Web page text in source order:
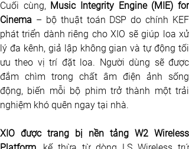
Cuối cùng, Music Integrity Engine (MIE) for
Cinema – bộ thuật toán DSP do chính KEF
phát triển dành riêng cho XIO sẽ giúp loa xử
lý đa kênh, giả lập không gian và tự động tối
ưu theo vị trí đặt loa. Người dùng sẽ được
đắm chìm trong chất âm điện ảnh sống
động, biến mỗi bộ phim trở thành một trải
nghiệm khó quên ngay tại nhà.
XIO được trang bị nền tảng W2 Wireless